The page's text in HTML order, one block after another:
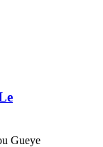
Gueye